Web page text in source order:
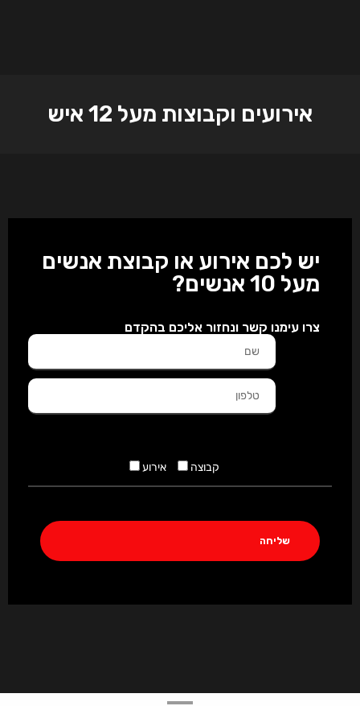
אירועים וקבוצות מעל 12 איש
יש לכם אירוע או קבוצת אנשים
מעל 10 אנשים?
צרו עימנו קשר ונחזור אליכם בהקדם
אירוע קבוצה